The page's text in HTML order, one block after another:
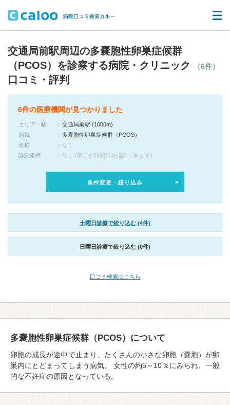
交通局前駅周辺の多嚢胞性卵巣症候群
（PCOS）を診察する病院・クリニック
（6件）
口コミ・評判
6件の医療機関が見つかりました
エリア・駅
交通局前駅 (1000m)
病気
多嚢胞性卵巣症候群（PCOS）
名称
なし
詳細条件
なし (曜日や時間帯を指定できます)
条件変更・絞り込み
土曜日診療で絞り込む (4件)
日曜日診療で絞り込む (0件)
口コミ検索はこちら
多嚢胞性卵巣症候群（PCOS）について
卵胞の成⻑が途中で止まり、たくさんの⼩さな卵胞（嚢胞）が卵
巣内にとどまってしまう病気。 女性の約5～10％にみられ、一般
的な不妊症の原因となっている。